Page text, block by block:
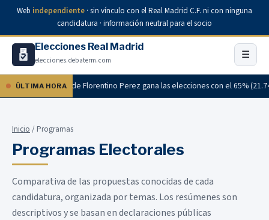
Web independiente · sin vínculo con el Real Madrid C.F. ni con ninguna
candidatura · información neutral para el socio
Elecciones Real Madrid
elecciones.debaterm.com
☰
ÚLTIMA HORA
la candidatura de Florentino Perez gana las elecciones con el 65% (21.741
Inicio / Programas
Programas Electorales
Comparativa de las propuestas conocidas de cada
candidatura, organizada por temas. Los resúmenes son
descriptivos y se basan en declaraciones públicas